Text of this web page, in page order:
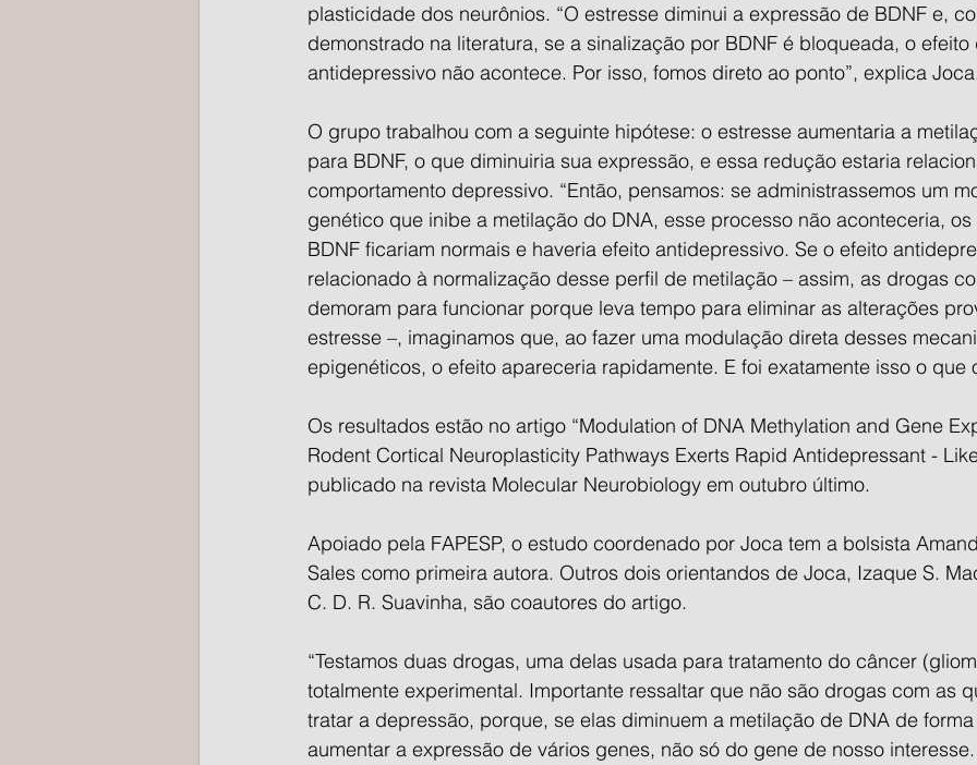
plasticidade dos neurônios. “O estresse diminui a expressão de BDNF e,
demonstrado na literatura, se a sinalização por BDNF é bloqueada, o
antidepressivo não acontece. Por isso, fomos direto ao ponto”, explica
O grupo trabalhou com a seguinte hipótese: o estresse aumentaria a
para BDNF, o que diminuiria sua expressão, e essa redução estaria
comportamento depressivo. “Então, pensamos: se administrassemos um
genético que inibe a metilação do DNA, esse processo não aconteceria,
BDNF ficariam normais e haveria efeito antidepressivo. Se o efeito
relacionado à normalização desse perfil de metilação – assim, as drogas
demoram para funcionar porque leva tempo para eliminar as alterações
estresse –, imaginamos que, ao fazer uma modulação direta desses
epigenéticos, o efeito apareceria rapidamente. E foi exatamente isso o que
Os resultados estão no artigo “Modulation of DNA Methylation and Gene
Rodent Cortical Neuroplasticity Pathways Exerts Rapid Antidepressant -
publicado na revista Molecular Neurobiology em outubro último.
Apoiado pela FAPESP, o estudo coordenado por Joca tem a bolsista
Sales como primeira autora. Outros dois orientandos de Joca, Izaque S.
C. D. R. Suavinha, são coautores do artigo.
“Testamos duas drogas, uma delas usada para tratamento do câncer
totalmente experimental. Importante ressaltar que não são drogas com as
tratar a depressão, porque, se elas diminuem a metilação de DNA de
aumentar a expressão de vários genes, não só do gene de nosso